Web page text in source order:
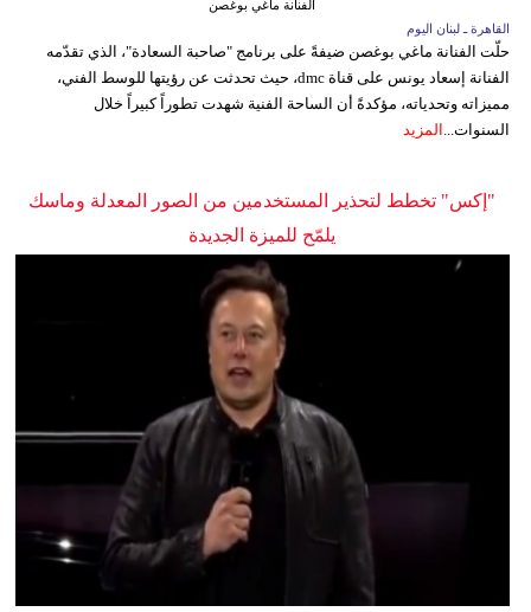
الفنانة ماغي بوغصن
القاهرة ـ لبنان اليوم
حلّت الفنانة ماغي بوغصن ضيفةً على برنامج "صاحبة السعادة"، الذي تقدّمه
الفنانة إسعاد يونس على قناة dmc، حيث تحدثت عن رؤيتها للوسط الفني،
مميزاته وتحدياته، مؤكدةً أن الساحة الفنية شهدت تطوراً كبيراً خلال
السنوات... المزيد
"إكس" تخطط لتحذير المستخدمين من الصور المعدلة وماسك
يلمّح للميزة الجديدة